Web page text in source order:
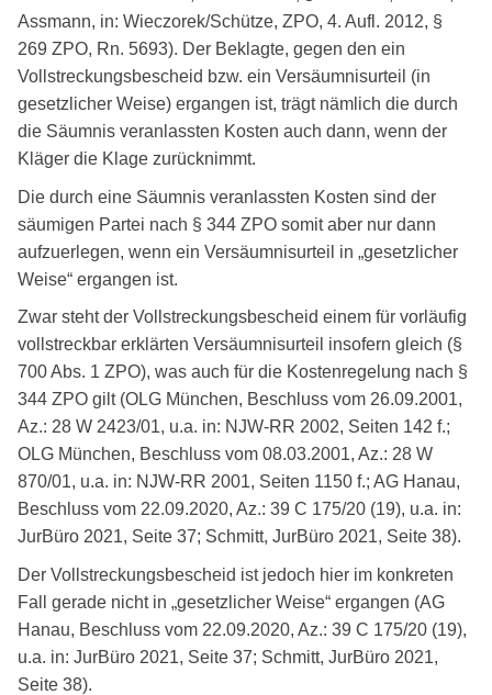
Assmann, in: Wieczorek/Schütze, ZPO, 4. Aufl. 2012, §
269 ZPO, Rn. 5693). Der Beklagte, gegen den ein
Vollstreckungsbescheid bzw. ein Versäumnisurteil (in
gesetzlicher Weise) ergangen ist, trägt nämlich die durch
die Säumnis veranlassten Kosten auch dann, wenn der
Kläger die Klage zurücknimmt.
Die durch eine Säumnis veranlassten Kosten sind der
säumigen Partei nach § 344 ZPO somit aber nur dann
aufzuerlegen, wenn ein Versäumnisurteil in „gesetzlicher
Weise“ ergangen ist.
Zwar steht der Vollstreckungsbescheid einem für vorläufig
vollstreckbar erklärten Versäumnisurteil insofern gleich (§
700 Abs. 1 ZPO), was auch für die Kostenregelung nach §
344 ZPO gilt (OLG München, Beschluss vom 26.09.2001,
Az.: 28 W 2423/01, u.a. in: NJW-RR 2002, Seiten 142 f.;
OLG München, Beschluss vom 08.03.2001, Az.: 28 W
870/01, u.a. in: NJW-RR 2001, Seiten 1150 f.; AG Hanau,
Beschluss vom 22.09.2020, Az.: 39 C 175/20 (19), u.a. in:
JurBüro 2021, Seite 37; Schmitt, JurBüro 2021, Seite 38).
Der Vollstreckungsbescheid ist jedoch hier im konkreten
Fall gerade nicht in „gesetzlicher Weise“ ergangen (AG
Hanau, Beschluss vom 22.09.2020, Az.: 39 C 175/20 (19),
u.a. in: JurBüro 2021, Seite 37; Schmitt, JurBüro 2021,
Seite 38).